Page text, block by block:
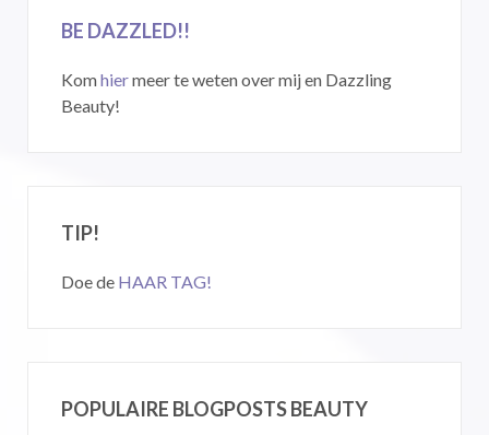
BE DAZZLED!!
Komhiermeer te weten over mij en Dazzling
Beauty!
TIP!
Doe de HAAR TAG!
POPULAIRE BLOGPOSTS BEAUTY